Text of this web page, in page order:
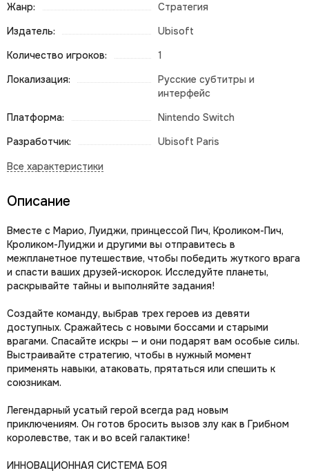
Жанр:
Стратегия
Издатель:
Ubisoft
Количество игроков:
1
Локализация:
Русские субтитры и
интерфейс
Платформа:
Nintendo Switch
Разработчик:
Ubisoft Paris
Описание
Вместе с Марио, Луиджи, принцессой Пич, Кроликом-Пич,
Кроликом-Луиджи и другими вы отправитесь в
межпланетное путешествие, чтобы победить жуткого врага
и спасти ваших друзей-искорок. Исследуйте планеты,
раскрывайте тайны и выполняйте задания!
Создайте команду, выбрав трех героев из девяти
доступных. Сражайтесь с новыми боссами и старыми
врагами. Спасайте искры — и они подарят вам особые силы.
Выстраивайте стратегию, чтобы в нужный момент
применять навыки, атаковать, прятаться или спешить к
союзникам.
Легендарный усатый герой всегда рад новым
приключениям. Он готов бросить вызов злу как в Грибном
королевстве, так и во всей галактике!
ИННОВАЦИОННАЯ СИСТЕМА БОЯ